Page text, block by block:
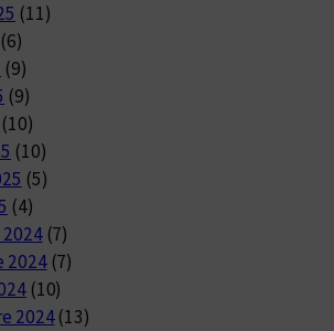
(11)
(6)
(9)
(9)
(10)
(10)
(5)
(4)
(7)
2024(7)
(10)
2024(13)